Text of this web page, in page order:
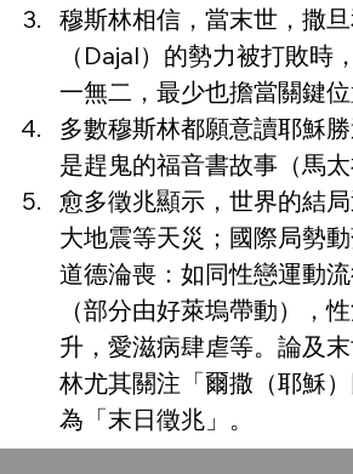
穆斯林相信，當末世，撒
（Dajal）的勢力被打敗時
一無二，最少也擔當關鍵位
多數穆斯林都願意讀耶穌
是趕鬼的福音書故事（馬太
愈多徵兆顯示，世界的結
大地震等天災；國際局勢
道德淪喪：如同性戀運動
（部分由好萊塢帶動），
升，愛滋病肆虐等。論及
林尤其關注「爾撒（耶穌
為「末日徵兆」。